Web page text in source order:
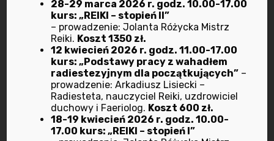
Szczegółowe informacje na ten temat zawiera
pomoc lub dokumentacja przeglądarki
internetowej.
Ograniczenia stosowania plików cookies mogą
wpłynąć na niektóre funkcjonalności dostępne
na stronach internetowych Serwisu.
Pliki cookies zamieszczane w urządzeniu
końcowym Użytkownika Serwisu i
28-29 marca 2026 r. godz. 10.00-17.00
kurs: „REIKI – stopień II”
– prowadzenie: Jolanta Różycka Mistrz
Reiki. Koszt 1350 zł.
12 kwiecień 2026 r. godz. 11.00-17.00
kurs: „Podstawy pracy z wahadłem
radiestezyjnym dla początkujących” –
prowadzenie: Arkadiusz Lisiecki –
Radiesteta, nauczyciel Reiki, uzdrowiciel
duchowy i Faeriolog. Koszt 600 zł.
18-19 kwiecień 2026 r. godz. 10.00-
17.00 kurs: „REIKI – stopień I”